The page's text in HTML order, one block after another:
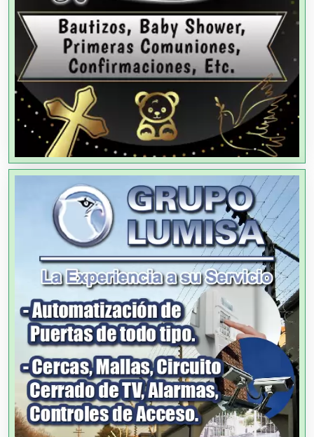
Agua Purificada
Aire Acondicionado
Alarmas
Albercas
Alimentos
Almacenaje
Alquiler de Autos
Alquiler de Equipos para Fiestas